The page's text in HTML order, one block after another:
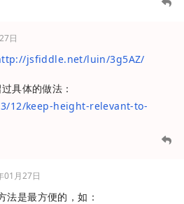
日
jsfiddle.net/luin/3g5AZ/
具体的做法：
12/keep-height-relevant-to-
01月27日
法是最方便的，如：